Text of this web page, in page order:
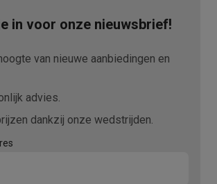
in voor onze nieuwsbrief!
van nieuwe aanbiedingen en
advies.
dankzij onze wedstrijden.